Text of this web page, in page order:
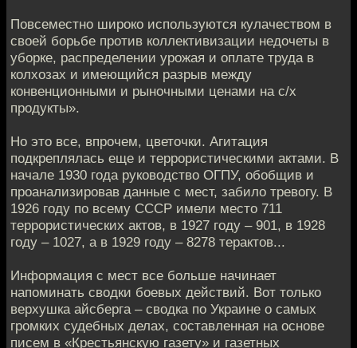
Повсеместно широко используются кулачеством в
своей борьбе против коллективизации недочеты в
уборке, распределении урожая и оплате труда в
колхозах и имеющийся разрыв между
конвенционными и рыночными ценами на с/х
продукты».
Но это все, впрочем, цветочки. Агитация
подкреплялась еще и террористическими актами. В
начале 1930 года руководство ОГПУ, обобщив и
проанализировав данные с мест, забило тревогу. В
1926 году по всему СССР имели место 711
террористических актов, в 1927 году – 901, в 1928
году – 1027, а в 1929 году – 8278 терактов...
Информация с мест все больше начинает
напоминать сводки боевых действий. Вот только
верхушка айсберга – сводка по Украине о самых
громких судебных делах, составленная на основе
писем в «Крестьянскую газету» и газетных